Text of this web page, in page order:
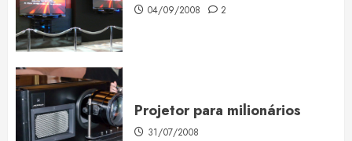
04/09/2008 2
Projetor para milionários
31/07/2008